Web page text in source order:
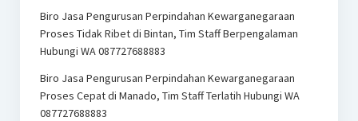
Biro Jasa Pengurusan Perpindahan Kewarganegaraan
Proses Tidak Ribet di Bintan, Tim Staff Berpengalaman
Hubungi WA 087727688883
Biro Jasa Pengurusan Perpindahan Kewarganegaraan
Proses Cepat di Manado, Tim Staff Terlatih Hubungi WA
087727688883